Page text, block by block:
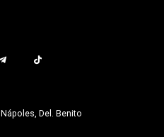
Del. Benito